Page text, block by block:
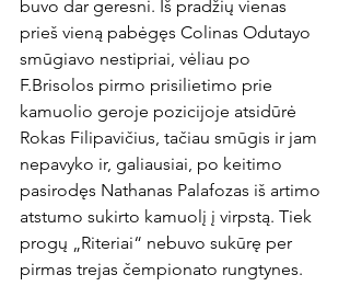
buvo dar geresni. Iš pradžių vienas
prieš vieną pabėgęs Colinas Odutayo
smūgiavo nestipriai, vėliau po
F.Brisolos pirmo prisilietimo prie
kamuolio geroje pozicijoje atsidūrė
Rokas Filipavičius, tačiau smūgis ir jam
nepavyko ir, galiausiai, po keitimo
pasirodęs Nathanas Palafozas iš artimo
atstumo sukirto kamuolį į virpstą. Tiek
progų „Riteriai“ nebuvo sukūrę per
pirmas trejas čempionato rungtynes.